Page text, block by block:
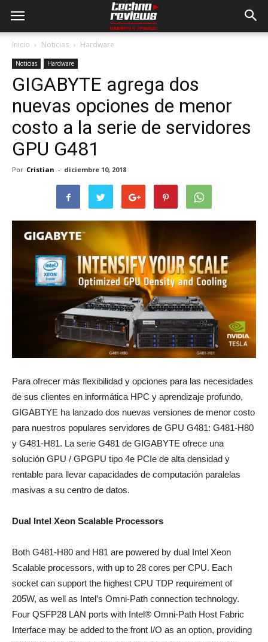
Inicio Noticias Hardware
Noticias Hardware
GIGABYTE agrega dos
nuevas opciones de menor
costo a la serie de servidores
GPU G481
Por Cristian - diciembre 10, 2018
Para ofrecer más flexibilidad y opciones para las necesidades
de sus clientes en informática HPC y aprendizaje profundo,
GIGABTYE ha lanzado dos nuevas versiones de menor costo
para nuestros populares servidores de GPU G481: G481-H80
y G481-H81. La serie G481 de GIGABYTE ofrece una
solución GPU / GPGPU tipo 4e PCIe de alta densidad y
rentable para llevar capacidades de computación paralelas
masivas a su centro de datos.
Dual Intel Xeon Scalable Processors
Both G481-H80 and H81 are powered by dual Intel Xeon
Scalable processors, with up to 28 cores per CPU. Each
socket can support the highest CPU TDP requirement of
205W, as well as Intel’s Omni-Path connection technology.
Four QSFP28 LAN ports with Intel® Omni-Path Host Fabric
Interface may be added to the front I/O as an option, providing